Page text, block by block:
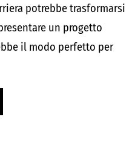
potrebbe trasformarsi
un progetto
il modo perfetto per